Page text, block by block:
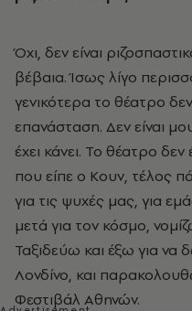
Όχι, δεν είναι
βέβαια. Ίσως λίγο
γενικότερα το θέατρο
επανάσταση. Δεν είναι
έχει κάνει. Το θέατρο δεν
που είπε ο Κουν, τέλος
για τις ψυχές µας, για
µετά για τον κόσµο,
Ταξιδεύω και έξω για να
Λονδίνο, και
Φεστιβάλ Αθηνών.